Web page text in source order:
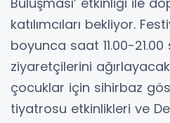
katılımcıları bekliyor.
boyunca saat 11.00-
ziyaretçilerini
çocuklar için sihirbaz
tiyatrosu etkinlikleri ve